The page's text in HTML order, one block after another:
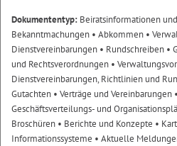
Dokumententyp: Beiratsinformationen
Bekanntmachungen • Abkommen •
Dienstvereinbarungen • Rundschreiben •
und Rechtsverordnungen •
Dienstvereinbarungen, Richtlinien und
Gutachten • Verträge und Vereinbarungen
Geschäftsverteilungs- und
Broschüren • Berichte und Konzepte •
Informationssysteme • Aktuelle